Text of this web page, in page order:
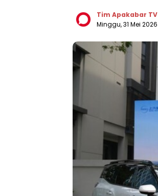
Tim Apakabar TV
Minggu, 31 Mei 2026